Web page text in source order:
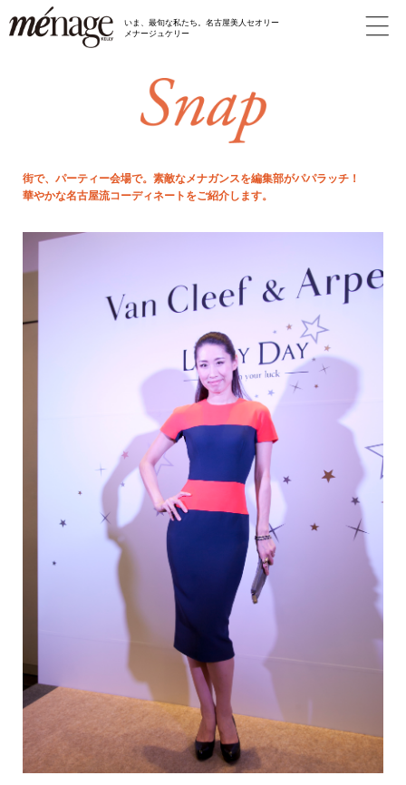
いま、最旬な私たち。名古屋美人セオリー
メナージュケリー
街で、パーティー会場で。素敵なメナガンスを編集部がパパラッチ！
華やかな名古屋流コーディネートをご紹介します。